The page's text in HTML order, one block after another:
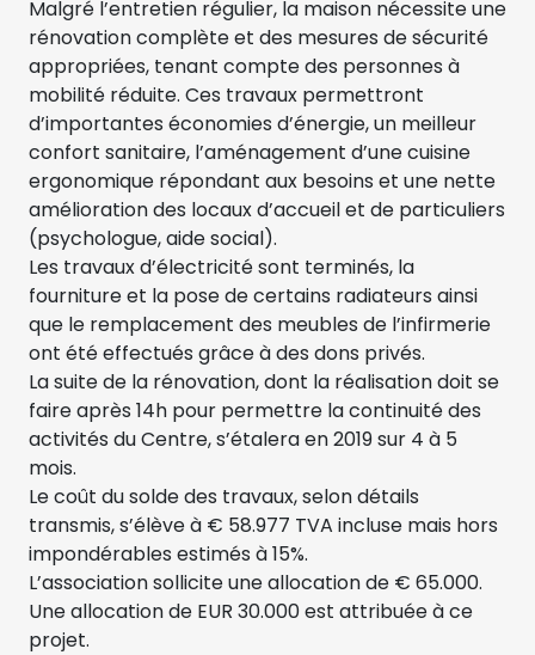
Malgré l’entretien régulier, la maison nécessite une
rénovation complète et des mesures de sécurité
appropriées, tenant compte des personnes à
mobilité réduite. Ces travaux permettront
d’importantes économies d’énergie, un meilleur
confort sanitaire, l’aménagement d’une cuisine
ergonomique répondant aux besoins et une nette
amélioration des locaux d’accueil et de particuliers
(psychologue, aide social).
Les travaux d’électricité sont terminés, la
fourniture et la pose de certains radiateurs ainsi
que le remplacement des meubles de l’infirmerie
ont été effectués grâce à des dons privés.
La suite de la rénovation, dont la réalisation doit se
faire après 14h pour permettre la continuité des
activités du Centre, s’étalera en 2019 sur 4 à 5
mois.
Le coût du solde des travaux, selon détails
transmis, s’élève à € 58.977 TVA incluse mais hors
impondérables estimés à 15%.
L’association sollicite une allocation de € 65.000.
Une allocation de EUR 30.000 est attribuée à ce
projet.